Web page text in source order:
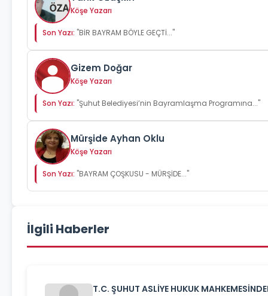
Köşe Yazarı
Son Yazı: "BİR BAYRAM BÖYLE GEÇTİ..."
Gizem Doğar
Köşe Yazarı
Son Yazı: "Şuhut Belediyesi’nin Bayramlaşma Programına..."
Mürşide Ayhan Oklu
Köşe Yazarı
Son Yazı: "BAYRAM ÇOŞKUSU - MÜRŞİDE..."
İlgili Haberler
T.C. ŞUHUT ASLİYE HUKUK